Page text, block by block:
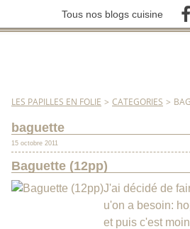
Tous nos blogs cuisine
LES PAPILLES EN FOLIE > CATEGORIES >
baguette
15 octobre 2011
Baguette (12pp)
J'ai décidé de
u'on a besoin:
et puis c'est